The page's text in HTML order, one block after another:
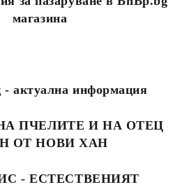
магазина
актуална информация
ПЧЕЛИТЕ И НА ОТЕЦ
ОТ НОВИ ХАН
- ЕСТЕСТВЕНИЯТ